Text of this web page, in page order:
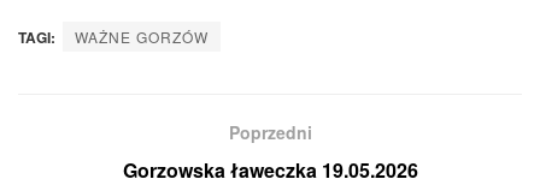
TAGI: WAŻNE GORZÓW
Poprzedni
Gorzowska ławeczka 19.05.2026